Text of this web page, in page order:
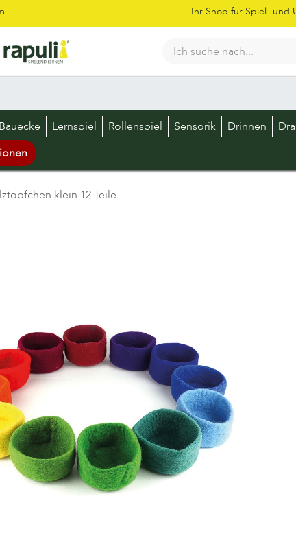
Ihr Shop für Spiel- und
Bauecke Lernspiel Rollenspiel Sensorik Drinnen
klein 12 Teile